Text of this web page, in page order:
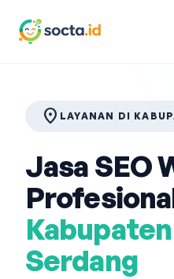
location_on LAYANAN DI
Jasa SEO
Serdang